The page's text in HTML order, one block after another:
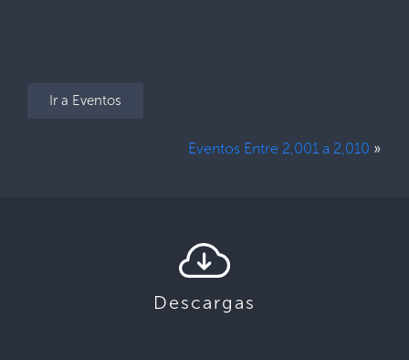
Ir a Eventos
Eventos Entre 2,001 a 2,010 »
Descargas